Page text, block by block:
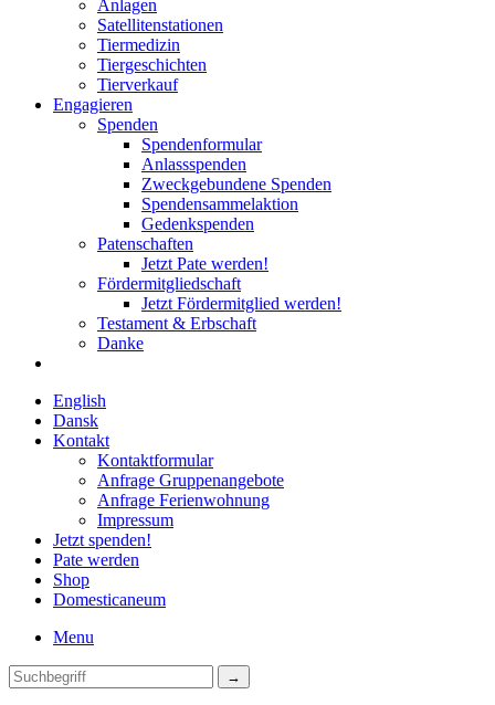
Anlagen
Satellitenstationen
Tiermedizin
Tiergeschichten
Tierverkauf
Engagieren
Spenden
Spendenformular
Anlassspenden
Zweckgebundene Spenden
Spendensammelaktion
Gedenkspenden
Patenschaften
Jetzt Pate werden!
Fördermitgliedschaft
Jetzt Fördermitglied werden!
Testament & Erbschaft
Danke
English
Dansk
Kontakt
Kontaktformular
Anfrage Gruppenangebote
Anfrage Ferienwohnung
Impressum
Jetzt spenden!
Pate werden
Shop
Domesticaneum
Menu